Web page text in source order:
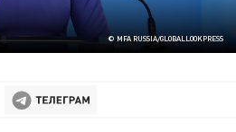
© MFA RUSSIA/GLOBALLOOKPRESS